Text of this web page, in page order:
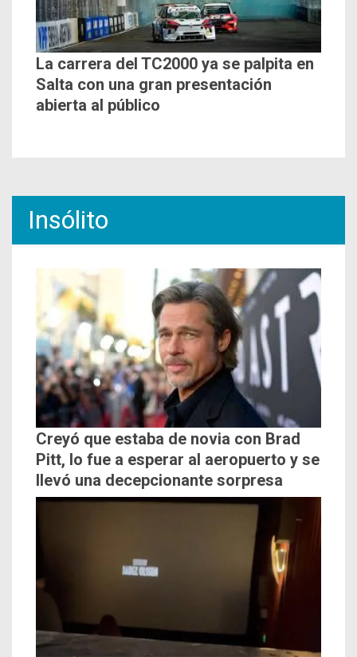
La carrera del TC2000 ya se palpita en
Salta con una gran presentación
abierta al público
Insólito
Creyó que estaba de novia con Brad
Pitt, lo fue a esperar al aeropuerto y se
llevó una decepcionante sorpresa